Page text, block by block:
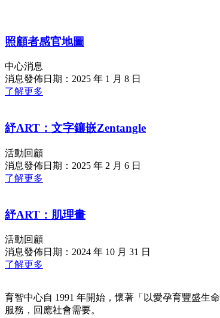
照顧者感官地圖
中心消息
消息發佈日期：2025 年 1 月 8 日
了解更多
紓ART：文字鑲嵌Zentangle
活動回顧
消息發佈日期：2025 年 2 月 6 日
了解更多
紓ART：肌理畫
活動回顧
消息發佈日期：2024 年 10 月 31 日
了解更多
育智中心自 1991 年開始，懷著「以愛孕育豐盛生
服務，回應社會需要。